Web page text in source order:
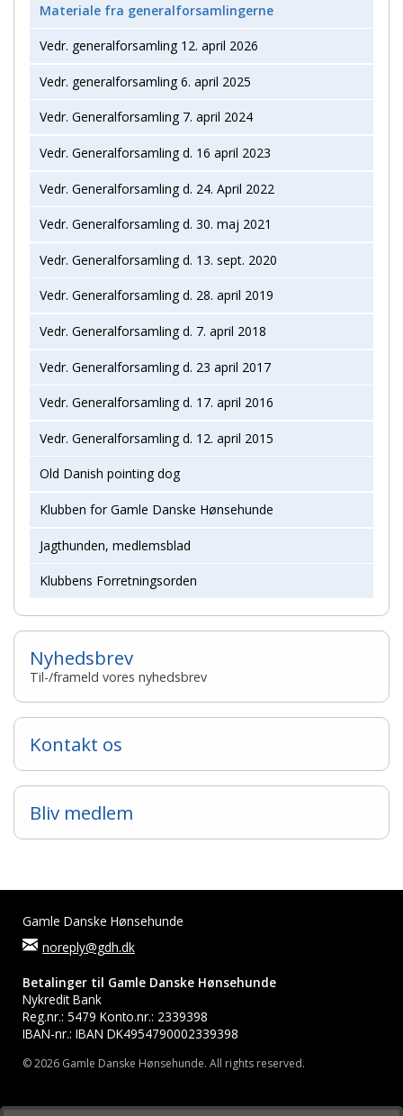
Materiale fra generalforsamlingerne
Vedr. generalforsamling 12. april 2026
Vedr. generalforsamling 6. april 2025
Vedr. Generalforsamling 7. april 2024
Vedr. Generalforsamling d. 16 april 2023
Vedr. Generalforsamling d. 24. April 2022
Vedr. Generalforsamling d. 30. maj 2021
Vedr. Generalforsamling d. 13. sept. 2020
Vedr. Generalforsamling d. 28. april 2019
Vedr. Generalforsamling d. 7. april 2018
Vedr. Generalforsamling d. 23 april 2017
Vedr. Generalforsamling d. 17. april 2016
Vedr. Generalforsamling d. 12. april 2015
Old Danish pointing dog
Klubben for Gamle Danske Hønsehunde
Jagthunden, medlemsblad
Klubbens Forretningsorden
Nyhedsbrev
Til-/frameld vores nyhedsbrev
Kontakt os
Bliv medlem
Gamle Danske Hønsehunde
noreply@gdh.dk
Betalinger til Gamle Danske Hønsehunde
Nykredit Bank
Reg.nr.: 5479 Konto.nr.: 2339398
IBAN-nr.: IBAN DK4954790002339398
© 2026 Gamle Danske Hønsehunde. All rights reserved.
N